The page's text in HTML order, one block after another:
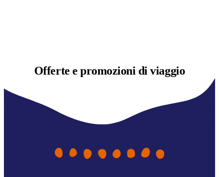
Offerte epromozioni di viaggio